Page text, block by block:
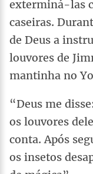
exterminá-las
caseiras.
de Deus a
louvores de
mantinha no
“Deus me
os louvores
conta. Após
os insetos